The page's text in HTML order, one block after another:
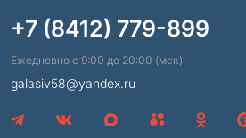
+7 (8412) 779-899
Ежедневно с 9:00 до 20:00 (мск)
galasiv58@yandex.ru